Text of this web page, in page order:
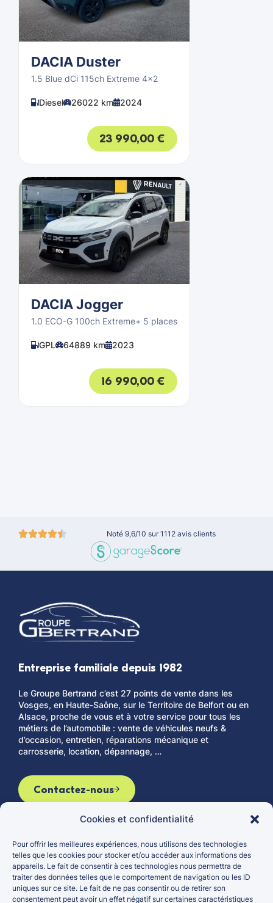
Cookies et confidentialité
Pour offrir les meilleures expériences, nous utilisons des technologies
telles que les cookies pour stocker et/ou accéder aux informations des
appareils. Le fait de consentir à ces technologies nous permettra de
traiter des données telles que le comportement de navigation ou les ID
uniques sur ce site. Le fait de ne pas consentir ou de retirer son
consentement peut avoir un effet négatif sur certaines caractéristiques
DACIA Duster
1.5 Blue dCi 115ch Extreme 4x2
Diesel 26022 km 2024
23 990,00€
DACIA Jogger
1.0 ECO-G 100ch Extreme+ 5 places
GPL 64889 km 2023
16 990,00€
Noté 9,6/10 sur 1112 avis clients
Entreprise familiale depuis 1982
Le Groupe Bertrand c’est 27 points de vente dans les
Vosges, en Haute-Saône, sur le Territoire de Belfort ou en
Alsace, proche de vous et à votre service pour tous les
métiers de l’automobile : vente de véhicules neufs &
d’occasion, entretien, réparations mécanique et
carrosserie, location, dépannage, …
Contactez-nous
Le groupe
Actualités
Carrières
Véhicules d’occasion
Véhicules neufs
Entretien et réparation